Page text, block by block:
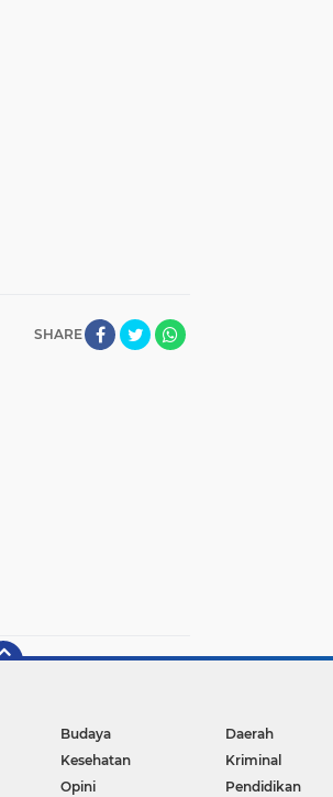
SHARE
Budaya
Daerah
Kesehatan
Kriminal
Opini Pendidikan